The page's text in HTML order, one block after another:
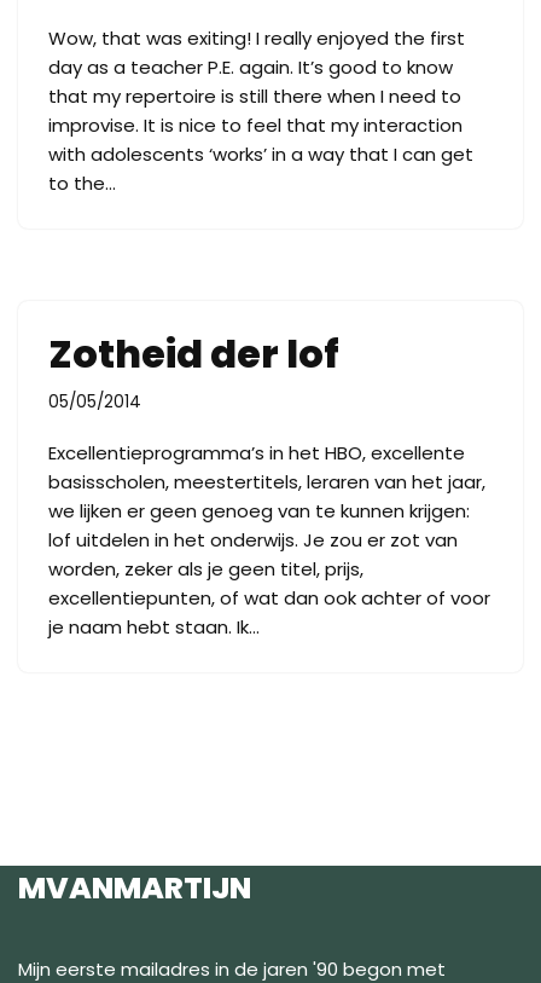
Wow, that was exiting! I really enjoyed the first
day as a teacher P.E. again. It’s good to know
that my repertoire is still there when I need to
improvise. It is nice to feel that my interaction
with adolescents ‘works’ in a way that I can get
to the…
Zotheid der lof
05/05/2014
Excellentieprogramma’s in het HBO, excellente
basisscholen, meestertitels, leraren van het jaar,
we lijken er geen genoeg van te kunnen krijgen:
lof uitdelen in het onderwijs. Je zou er zot van
worden, zeker als je geen titel, prijs,
excellentiepunten, of wat dan ook achter of voor
je naam hebt staan. Ik…
MVANMARTIJN
Mijn eerste mailadres in de jaren '90 begon met